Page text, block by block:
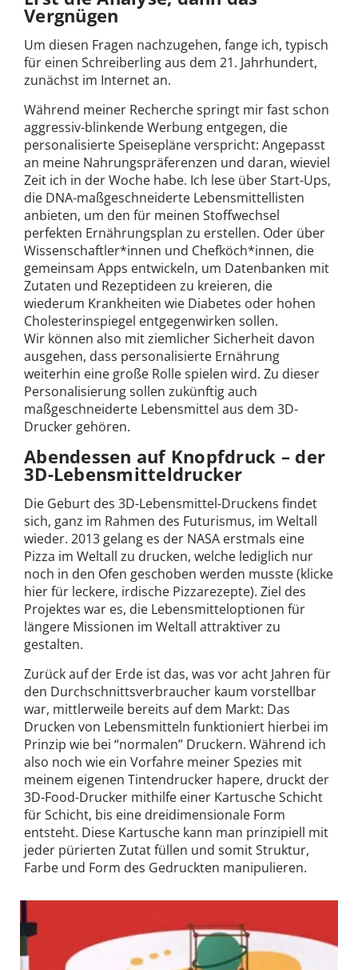
Vergnügen
Um diesen Fragen nachzugehen, fange ich, typisch
für einen Schreiberling aus dem 21. Jahrhundert,
zunächst im Internet an.
Während meiner Recherche springt mir fast schon
aggressiv-blinkende Werbung entgegen, die
personalisierte Speisepläne verspricht: Angepasst
an meine Nahrungspräferenzen und daran, wieviel
Zeit ich in der Woche habe. Ich lese über Start-Ups,
die DNA-maßgeschneiderte Lebensmittellisten
anbieten, um den für meinen Stoffwechsel
perfekten Ernährungsplan zu erstellen. Oder über
Wissenschaftler*innen und Chefköch*innen, die
gemeinsam Apps entwickeln, um Datenbanken mit
Zutaten und Rezeptideen zu kreieren, die
wiederum Krankheiten wie Diabetes oder hohen
Cholesterinspiegel entgegenwirken sollen.
Wir können also mit ziemlicher Sicherheit davon
ausgehen, dass personalisierte Ernährung
weiterhin eine große Rolle spielen wird. Zu dieser
Personalisierung sollen zukünftig auch
maßgeschneiderte Lebensmittel aus dem 3D-
Drucker gehören.
Abendessen auf Knopfdruck – der
3D-Lebensmitteldrucker
Die Geburt des 3D-Lebensmittel-Druckens findet
sich, ganz im Rahmen des Futurismus, im Weltall
wieder. 2013 gelang es der NASA erstmals eine
Pizza im Weltall zu drucken, welche lediglich nur
noch in den Ofen geschoben werden musste (klicke
hier für leckere, irdische Pizzarezepte). Ziel des
Projektes war es, die Lebensmitteloptionen für
längere Missionen im Weltall attraktiver zu
gestalten.
Zurück auf der Erde ist das, was vor acht Jahren für
den Durchschnittsverbraucher kaum vorstellbar
war, mittlerweile bereits auf dem Markt: Das
Drucken von Lebensmitteln funktioniert hierbei im
Prinzip wie bei “normalen” Druckern. Während ich
also noch wie ein Vorfahre meiner Spezies mit
meinem eigenen Tintendrucker hapere, druckt der
3D-Food-Drucker mithilfe einer Kartusche Schicht
für Schicht, bis eine dreidimensionale Form
entsteht. Diese Kartusche kann man prinzipiell mit
jeder pürierten Zutat füllen und somit Struktur,
Farbe und Form des Gedruckten manipulieren.